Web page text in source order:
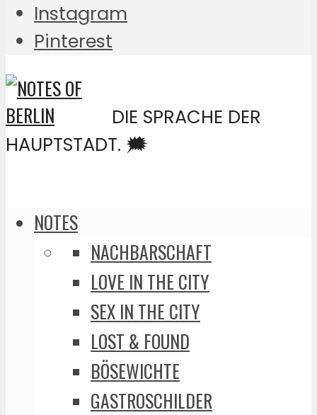
Instagram
Pinterest
DIE SPRACHE DER
HAUPTSTADT. 🗯️
NOTES
NACHBARSCHAFT
LOVE IN THE CITY
SEX IN THE CITY
LOST & FOUND
BÖSEWICHTE
GASTROSCHILDER